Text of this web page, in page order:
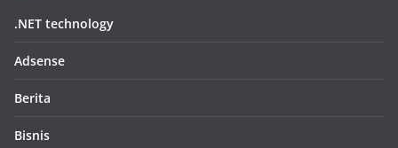
.NET technology
Adsense
Berita
Bisnis